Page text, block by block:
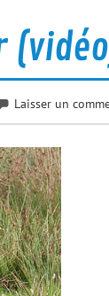
Laisser un